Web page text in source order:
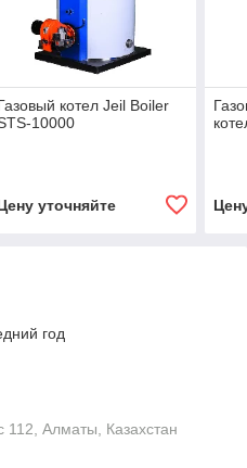
котел Jeil Boiler
10000
уточняйте
год
Алматы, Казахстан